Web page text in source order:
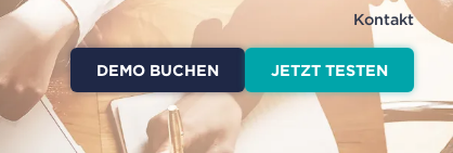
Kontakt
DEMO BUCHEN JETZT TESTEN